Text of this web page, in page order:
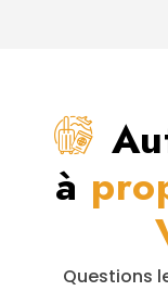
à
Questions